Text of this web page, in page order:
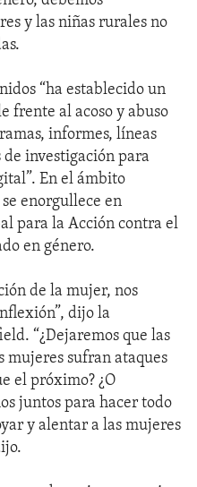
y las niñas rurales no
“ha establecido un
frente al acoso y abuso
informes, líneas
de investigación para
En el ámbito
enorgullece en
para la Acción contra el
en género.
de la mujer, nos
dijo la
“¿Dejaremos que las
mujeres sufran ataques
el próximo? ¿O
juntos para hacer todo
y alentar a las mujeres